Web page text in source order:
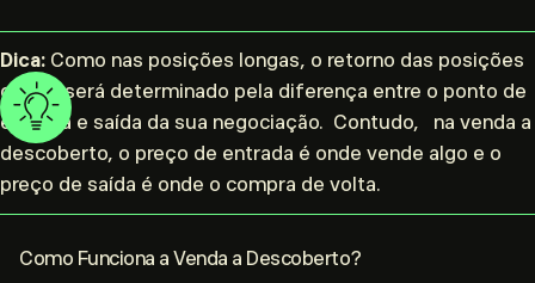
Dica: Como nas posições longas, o retorno das posições
curtas será determinado pela diferença entre o ponto de
entrada e saída da sua negociação. Contudo, na venda a
descoberto, o preço de entrada é onde vende algo e o
preço de saída é onde o compra de volta.
Como Funciona a Venda a Descoberto?